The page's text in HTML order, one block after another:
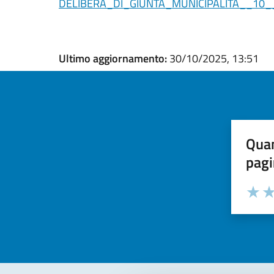
Ultimo aggiornamento:30/10/2025, 13:51
Valuta